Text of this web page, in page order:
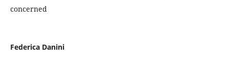
concerned
Federica Danini